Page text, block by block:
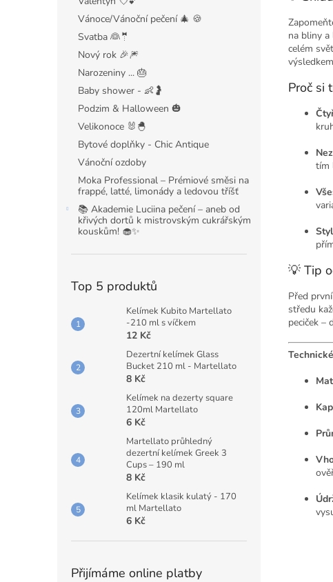
Vánoce/Vánoční pečení 🎄 🍪
Svatba 👰🤵
Nový rok 🎉🎆
Narozeniny ... 🎂
Baby shower - 👶🤰
Podzim & Halloween 🎃
Velikonoce 🐰🐣
Bytové doplňky - Chic Antique
Vánoční ozdoby
Moka Professional – Prémiové směsi na
frappé, latté, limonády a ledovou tříšť
📚 Akademie Luciina pečení – aneb od
křivých dortů k mistrovským cukrářským
kouskům! 🧁✨
Top 5 produktů
Kelímek Kubito Martellato
-210 ml s víčkem
12 Kč
Dezertní kelímek Glass
Bucket 210 ml - Martellato
8 Kč
Kelímek na dezerty square
120ml Martellato
6 Kč
Martellato průhledný
dezertní kelímek Greek 3
Cups – 190 ml
8 Kč
Kelímek klasik kulatý - 170
ml Martellato
6 Kč
Přijímáme online platby
na bliny a
celém
Proč si
tím
💡 Tip
Před
středu
peciček –